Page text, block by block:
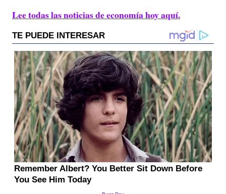
Lee todas las noticias de economía hoy aquí.